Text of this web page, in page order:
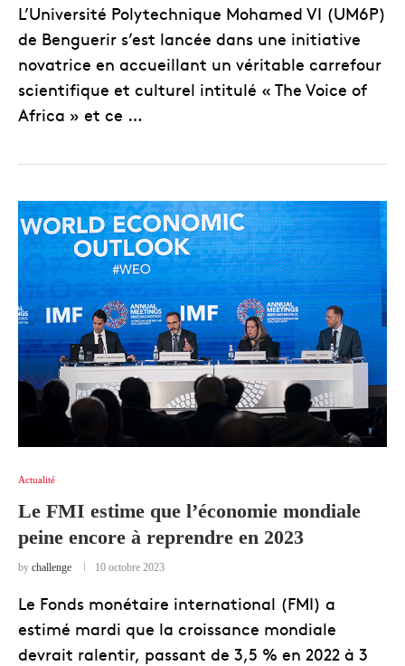
L’Université Polytechnique Mohamed VI (UM6P)
de Benguerir s’est lancée dans une initiative
novatrice en accueillant un véritable carrefour
scientifique et culturel intitulé « The Voice of
Africa » et ce …
Actualité
Le FMI estime que l’économie mondiale
peine encore à reprendre en 2023
by challenge 10 octobre 2023
Le Fonds monétaire international (FMI) a
estimé mardi que la croissance mondiale
devrait ralentir, passant de 3,5 % en 2022 à 3